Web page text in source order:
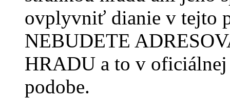
ovplyvniť dianie v tejto
NEBUDETE
HRADU a to v
podobe.